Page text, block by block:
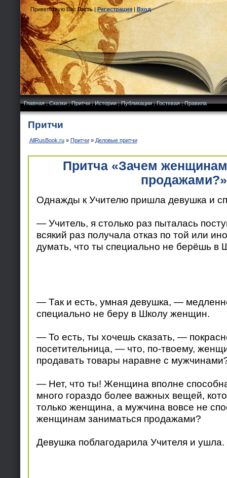
Приветствую Вас Гость|Регистрация|Вход
Главная|Сказки|Притчи|Истории|Публикации|Гостевая|Правила
Притчи
AllRusBook.ru» Притчи» Деловые притчи
Притча «Зачем
продажами?»
Однажды к Учителю пришла девушка и
— Учитель, я столько раз пыталась
всякий раз получала отказ по той или
думать, что ты специально не берёшь в
— Так и есть, умная девушка, —
специально не беру в Школу женщин.
— То есть, ты хочешь сказать, —
посетительница, — что, по-твоему,
продавать товары наравне с
— Нет, что ты! Женщина вполне
много гораздо более важных вещей,
только женщина, а мужчина вовсе не
женщинам заниматься продажами?
Девушка поблагодарила Учителя и ушла.